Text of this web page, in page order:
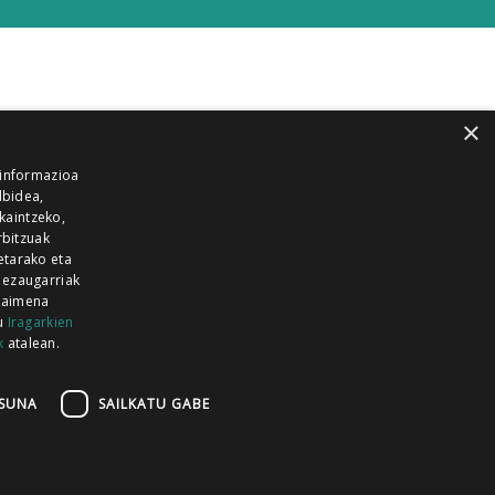
GUKA
GUKA
ZUMAIA GUKA
×
eta
Iragarkien
atalean.
SAILKATU GABE